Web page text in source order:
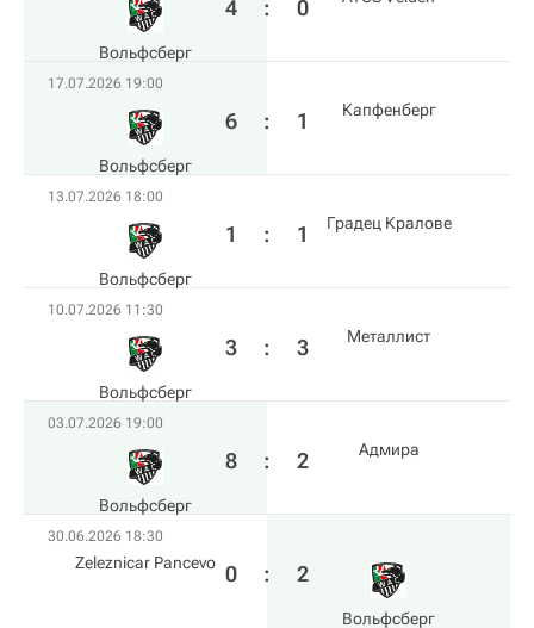
Вольфсберг
4 : 0
17.07.2026 19:00
Вольфсберг
6 : 1 Капфенберг
13.07.2026 18:00
Вольфсберг
1 : 1 Градец Кралове
10.07.2026 11:30
Вольфсберг
3 : 3 Металлист
03.07.2026 19:00
Вольфсберг
8 : 2 Адмира
30.06.2026 18:30
Zeleznicar Pancevo 0 : 2
Вольфсберг